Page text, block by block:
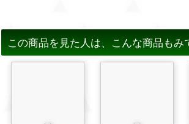
この商品を見た人は、こんな商品もみ